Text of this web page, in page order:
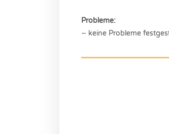
Probleme:
− keine Probleme